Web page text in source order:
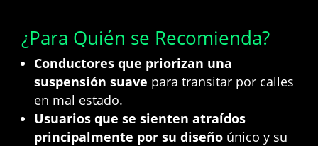
¿Para Quién se Recomienda?
Conductores que priorizan una
suspensión suave para transitar por calles
en mal estado.
Usuarios que se sienten atraídos
principalmente por su diseño único y su